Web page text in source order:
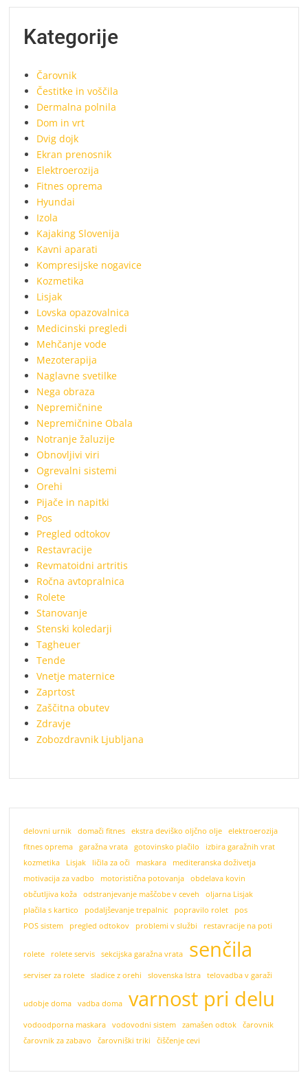
Kategorije
Čarovnik
Čestitke in voščila
Dermalna polnila
Dom in vrt
Dvig dojk
Ekran prenosnik
Elektroerozija
Fitnes oprema
Hyundai
Izola
Kajaking Slovenija
Kavni aparati
Kompresijske nogavice
Kozmetika
Lisjak
Lovska opazovalnica
Medicinski pregledi
Mehčanje vode
Mezoterapija
Naglavne svetilke
Nega obraza
Nepremičnine
Nepremičnine Obala
Notranje žaluzije
Obnovljivi viri
Ogrevalni sistemi
Orehi
Pijače in napitki
Pos
Pregled odtokov
Restavracije
Revmatoidni artritis
Ročna avtopralnica
Rolete
Stanovanje
Stenski koledarji
Tagheuer
Tende
Vnetje maternice
Zaprtost
Zaščitna obutev
Zdravje
Zobozdravnik Ljubljana
delovni urnik domači fitnes ekstra deviško oljčno olje
elektroerozija
fitnes oprema
garažna vrata gotovinsko plačilo
izbira garažnih vrat
kozmetika
Lisjak ličila za oči maskara
mediteranska doživetja
motivacija za vadbo
motoristična potovanja
obdelava kovin
občutljiva koža
odstranjevanje maščobe v ceveh
oljarna Lisjak
plačila s kartico
podaljševanje trepalnic popravilo rolet
pos
POS sistem
pregled odtokov problemi v službi restavracije na poti
rolete rolete servis sekcijska garažna vrata senčila
serviser za rolete sladice z orehi slovenska Istra telovadba v garaži
udobje doma vadba doma varnost pri delu
vodoodporna maskara vodovodni sistem zamašen odtok
čarovnik
čarovnik za zabavo
čarovniški triki čiščenje cevi